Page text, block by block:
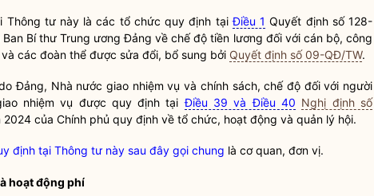
Thông tư này là các tổ chức quy định tạiĐiều 1 Quyết định số 128-
Bí thư Trung ương Đảng về chế độ tiền lương đối với cán bộ, công
các đoàn thể được sửa đổi, bổ sung bởi Quyết định số 09-QĐ/TW.
Đảng, Nhà nước giao nhiệm vụ và chính sách, chế độ đối với người
nhiệm vụ được quy định tạiĐiều 39 và Điều 40 Nghị định số
của Chính phủ quy định về tổ chức, hoạt động và quản lý hội.
định tại Thông tư này sau đây gọi chung là cơ quan, đơn vị.
hoạt động phí